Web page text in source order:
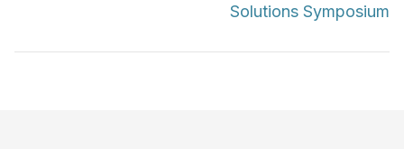
Solutions Symposium